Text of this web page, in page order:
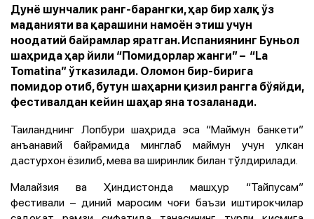
Дунё шунчалик ранг-барангки, ҳар бир халқ ўз
маданияти ва қарашини намоён этиш учун
ноодатий байрамлар яратган. Испаниянинг Буньол
шаҳрида ҳар йили “Помидорлар жанги” – “La
Tomatina” ўтказилади. Оломон бир-бирига
помидор отиб, бутун шаҳарни қизил рангга бўяйди,
фестивалдан кейин шаҳар яна тозаланади.
Таиланднинг Лопбури шаҳрида эса “Маймун банкети”
анъанавий байрамида минглаб маймун учун улкан
дастурхон ёзилиб, мева ва ширинлик билан тўлдирилади.
Малайзия ва Ҳиндистонда машҳур “Тайпусам”
фестивали – диний маросим чоғи баъзи иштирокчилар